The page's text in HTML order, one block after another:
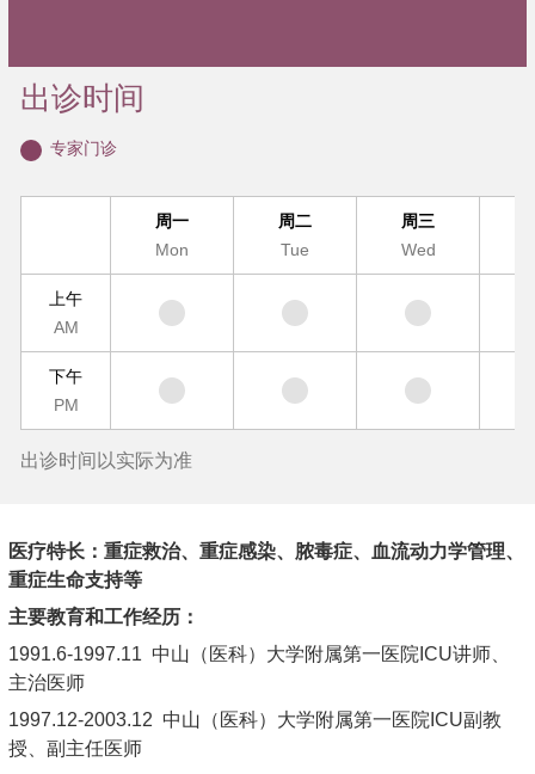
出诊时间
专家门诊
周一
Mon
周二
Tue
周三
Wed
上午
AM
下午
PM
出诊时间以实际为准
医疗特长：重症救治、重症感染、脓毒症、血流动力学管理、
重症生命支持等
主要教育和工作经历：
1991.6-1997.11 中山（医科）大学附属第一医院ICU讲师、
主治医师
1997.12-2003.12 中山（医科）大学附属第一医院ICU副教
授、副主任医师